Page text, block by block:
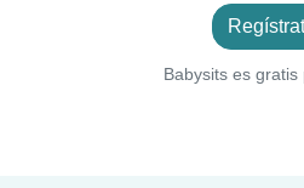
Babysits es